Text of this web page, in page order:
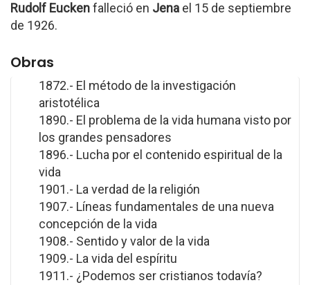
Rudolf Euckenfalleció en Jena el 15 de septiembre
de 1926.
Obras
1872.- El método de la investigación
aristotélica
1890.- El problema de la vida humana visto por
los grandes pensadores
1896.- Lucha por el contenido espiritual de la
vida
1901.- La verdad de la religión
1907.- Líneas fundamentales de una nueva
concepción de la vida
1908.- Sentido y valor de la vida
1909.- La vida del espíritu
1911.- ¿Podemos ser cristianos todavía?